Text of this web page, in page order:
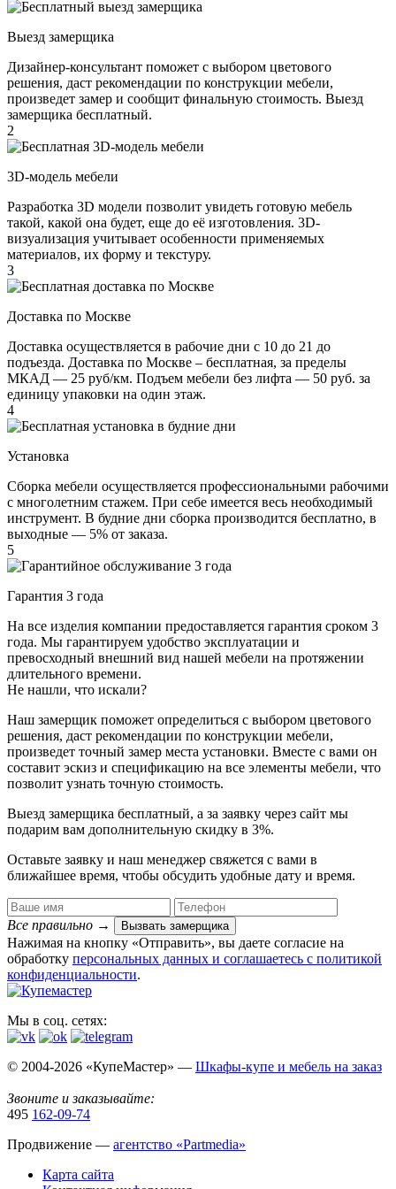
Выезд замерщика
Дизайнер-консультант поможет с выбором цветового
решения, даст рекомендации по конструкции мебели,
произведет замер и сообщит финальную стоимость. Выезд
замерщика бесплатный.
2
3D-модель мебели
Разработка 3D модели позволит увидеть готовую мебель
такой, какой она будет, еще до её изготовления. 3D-
визуализация учитывает особенности применяемых
материалов, их форму и текстуру.
3
Доставка по Москве
Доставка осуществляется в рабочие дни с 10 до 21 до
подъезда. Доставка по Москве – бесплатная, за пределы
МКАД — 25 руб/км. Подъем мебели без лифта — 50 руб. за
единицу упаковки на один этаж.
4
Установка
Сборка мебели осуществляется профессиональными рабочими
с многолетним стажем. При себе имеется весь необходимый
инструмент. В будние дни сборка производится бесплатно, в
выходные — 5% от заказа.
5
Гарантия 3 года
На все изделия компании предоставляется гарантия сроком 3
года. Мы гарантируем удобство эксплуатации и
превосходный внешний вид нашей мебели на протяжении
длительного времени.
Не нашли, что искали?
Наш замерщик поможет определиться с выбором цветового
решения, даст рекомендации по конструкции мебели,
произведет точный замер места установки. Вместе с вами он
составит эскиз и спецификацию на все элементы мебели, что
позволит узнать точную стоимость.
Выезд замерщика бесплатный, а за заявку через сайт мы
подарим вам дополнительную скидку в 3%.
Оставьте заявку и наш менеджер свяжется с вами в
ближайшее время, чтобы обсудить удобные дату и время.
Все правильно → Вызвать замерщика
Нажимая на кнопку «Отправить», вы даете согласие на
обработку персональных данных​ и соглашаетесь c политикой
конфиденциальности.
Мы в соц. сетях:
© 2004-2026 «КупеМастер» — Шкафы-купе и мебель на заказ
Звоните и заказывайте:
495 162-09-74
Продвижение — агентство «Partmedia»
Карта сайта